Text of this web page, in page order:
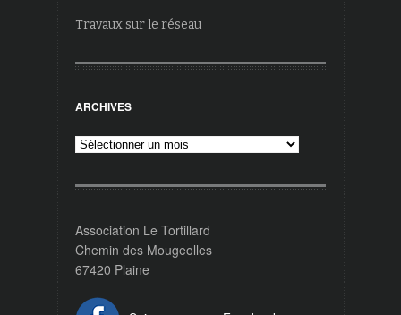
Travaux sur le réseau
ARCHIVES
Archives
Association Le Tortillard
Chemin des Mougeolles
67420 Plaine